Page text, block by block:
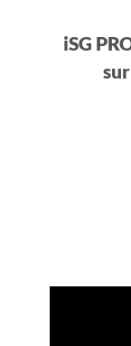
iSG